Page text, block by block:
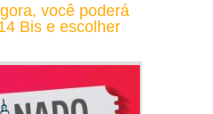
você poderá
Bis e escolher